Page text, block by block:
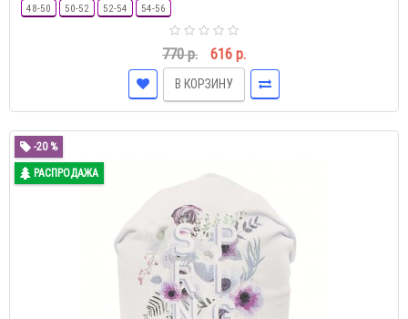
48-50 50-52 52-54 54-56
770 р. 616 р.
В КОРЗИНУ
-20 %
РАСПРОДАЖА